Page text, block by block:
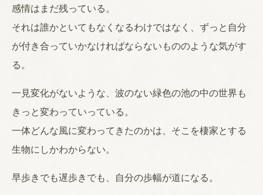
感情はまだ残っている。
それは誰かといてもなくなるわけではなく、ずっと自分
が付き合っていかなければならないもののような気がす
る。
一見変化がないような、波のない緑色の池の中の世界も
きっと変わっていっている。
一体どんな風に変わってきたのかは、そこを棲家とする
生物にしかわからない。
早歩きでも遅歩きでも、自分の歩幅が道になる。